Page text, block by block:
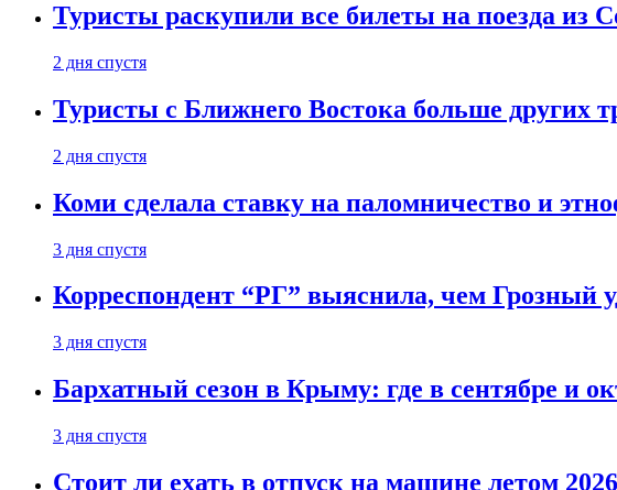
Туристы раскупили все билеты на поезда из
2 дня спустя
Туристы с Ближнего Востока больше других
2 дня спустя
Коми сделала ставку на паломничество и
3 дня спустя
Корреспондент “РГ” выяснила, чем Грозный
3 дня спустя
Бархатный сезон в Крыму: где в сентябре и
3 дня спустя
Стоит ли ехать в отпуск на машине летом 2026